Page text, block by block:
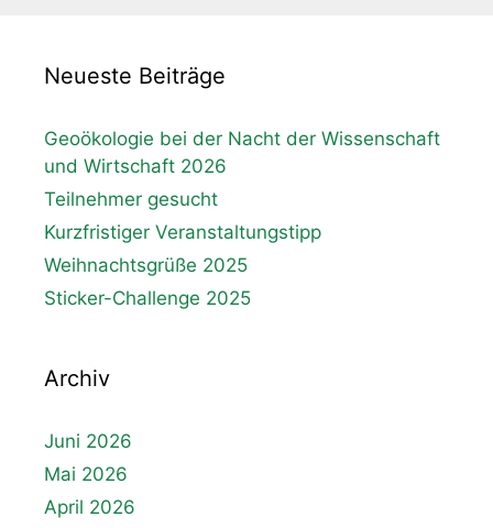
Neueste Beiträge
Geoökologie bei der Nacht der Wissenschaft
und Wirtschaft 2026
Teilnehmer gesucht
Kurzfristiger Veranstaltungstipp
Weihnachtsgrüße 2025
Sticker-Challenge 2025
Archiv
Juni 2026
Mai 2026
April 2026